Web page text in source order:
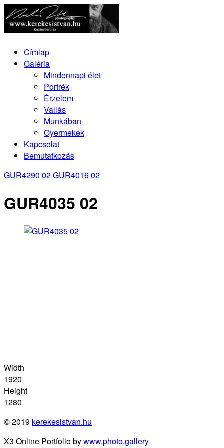
Címlap
Galéria
Mindennapi élet
Portrék
Érzelem
Vallás
Munkában
Gyermekek
Kapcsolat
Bemutatkozás
GUR4290 02GUR4016 02
GUR4035 02
Width
1920
Height
1280
© 2019 kerekesistvan.hu
X3 Online Portfolio bywww.photo.gallery